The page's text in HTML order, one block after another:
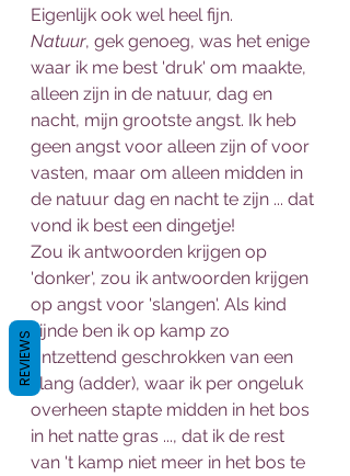
Eigenlijk ook wel heel fijn.
Natuur, gek genoeg, was het enige
waar ik me best 'druk' om maakte,
alleen zijn in de natuur, dag en
nacht, mijn grootste angst. Ik heb
geen angst voor alleen zijn of voor
vasten, maar om alleen midden in
de natuur dag en nacht te zijn ... dat
vond ik best een dingetje!
Zou ik antwoorden krijgen op
'donker', zou ik antwoorden krijgen
op angst voor 'slangen'. Als kind
zijnde ben ik op kamp zo
ontzettend geschrokken van een
slang (adder), waar ik per ongeluk
overheen stapte midden in het bos
in het natte gras ..., dat ik de rest
van 't kamp niet meer in het bos te
REVIEWS